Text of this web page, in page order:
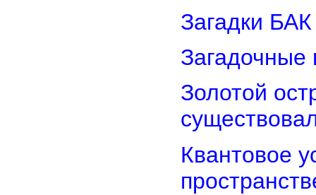
Загадки
Загадочные
Золотой
Квантовое